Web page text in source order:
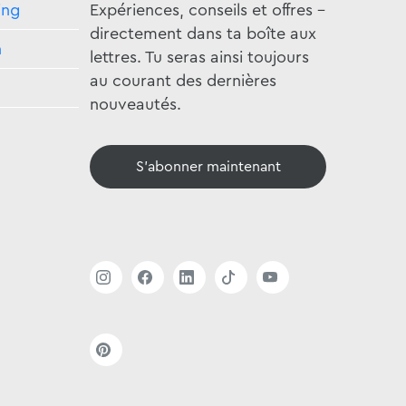
Expériences, conseils et offres -
directement dans ta boîte aux
lettres. Tu seras ainsi toujours
au courant des dernières
nouveautés.
S'abonner maintenant